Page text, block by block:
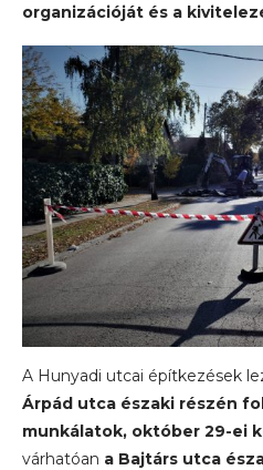
organizációját és a
A Hunyadi utcai építkezések
Árpád utca északi részén
munkálatok, október 29-ei
várhatóan a Bajtárs utca